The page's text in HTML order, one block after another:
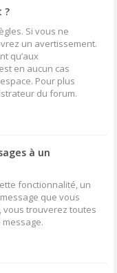
?
Si vous ne
un avertissement.
qu’aux
en aucun cas
Pour plus
du forum.
à un
fonctionnalité, un
que vous
vous trouverez toutes